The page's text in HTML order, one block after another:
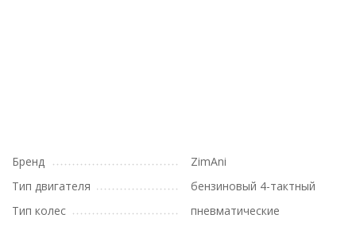
Бренд
ZimAni
Тип двигателя
бензиновый 4-тактный
Тип колес
пневматические